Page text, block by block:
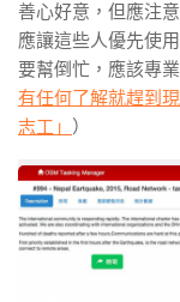
善心好意，但應注
應讓這些人優先使
要幫倒忙，應該專
有任何了解就趕到
志工」 ）